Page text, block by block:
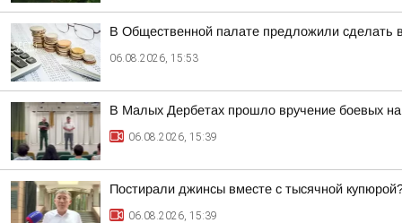
В Общественной палате предложили сделать
06.08.2026, 15:53
В Малых Дербетах прошло вручение боевых
06.08.2026, 15:39
Постирали джинсы вместе с тысячной
06.08.2026, 15:39